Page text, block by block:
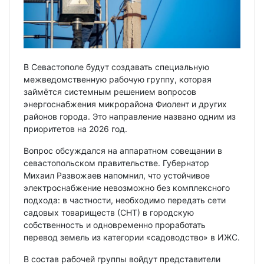
В Севастополе будут создавать специальную
межведомственную рабочую группу, которая
займётся системным решением вопросов
энергоснабжения микрорайона Фиолент и других
районов города. Это направление названо одним из
приоритетов на 2026 год.
Вопрос обсуждался на аппаратном совещании в
севастопольском правительстве. Губернатор
Михаил Развожаев напомнил, что устойчивое
электроснабжение невозможно без комплексного
подхода: в частности, необходимо передать сети
садовых товариществ (СНТ) в городскую
собственность и одновременно проработать
перевод земель из категории «садоводство» в ИЖС.
В состав рабочей группы войдут представители